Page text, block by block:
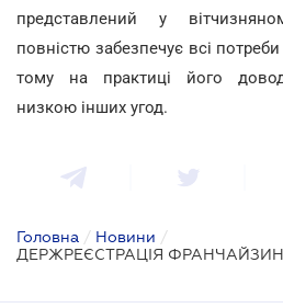
представлений у
повністю забезпечує всі
тому на практиці його
низкою інших угод.
Головна / Новини /
ДЕРЖРЕЄСТРАЦІЯ